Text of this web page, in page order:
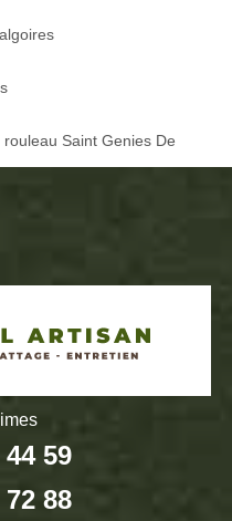
Saint Genies De
44 59
72 88